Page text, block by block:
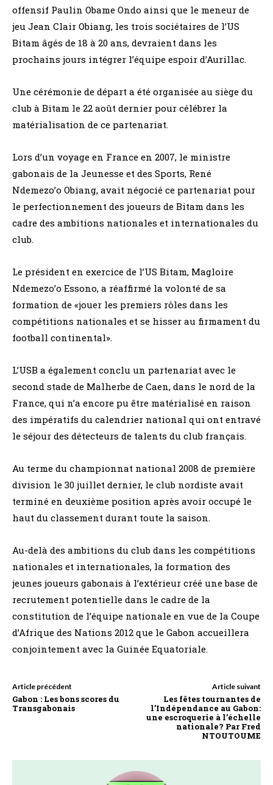
offensif Paulin Obame Ondo ainsi que le meneur de
jeu Jean Clair Obiang, les trois sociétaires de l’US
Bitam âgés de 18 à 20 ans, devraient dans les
prochains jours intégrer l’équipe espoir d’Aurillac.
Une cérémonie de départ a été organisée au siège du
club à Bitam le 22 août dernier pour célébrer la
matérialisation de ce partenariat.
Lors d’un voyage en France en 2007, le ministre
gabonais de la Jeunesse et des Sports, René
Ndemezo’o Obiang, avait négocié ce partenariat pour
le perfectionnement des joueurs de Bitam dans les
cadre des ambitions nationales et internationales du
club.
Le président en exercice de l’US Bitam, Magloire
Ndemezo’o Essono, a réaffirmé la volonté de sa
formation de «jouer les premiers rôles dans les
compétitions nationales et se hisser au firmament du
football continental».
L’USB a également conclu un partenariat avec le
second stade de Malherbe de Caen, dans le nord de la
France, qui n’a encore pu être matérialisé en raison
des impératifs du calendrier national qui ont entravé
le séjour des détecteurs de talents du club français.
Au terme du championnat national 2008 de première
division le 30 juillet dernier, le club nordiste avait
terminé en deuxième position après avoir occupé le
haut du classement durant toute la saison.
Au-delà des ambitions du club dans les compétitions
nationales et internationales, la formation des
jeunes joueurs gabonais à l’extérieur créé une base de
recrutement potentielle dans le cadre de la
constitution de l’équipe nationale en vue de la Coupe
d’Afrique des Nations 2012 que le Gabon accueillera
conjointement avec la Guinée Equatoriale.
Article précédent
Gabon : Les bons scores du
Transgabonais
Article suivant
Les fêtes tournantes de
l’Indépendance au Gabon:
une escroquerie à l’échelle
nationale? Par Fred
NTOUTOUME